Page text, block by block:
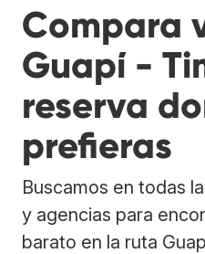
Compara
Guapí -
reserva
prefieras
Buscamos en todas
y agencias para
barato en la ruta